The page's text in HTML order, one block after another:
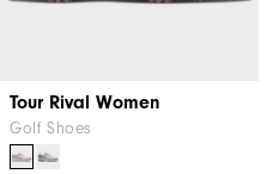
Tour Rival Women
Golf Shoes